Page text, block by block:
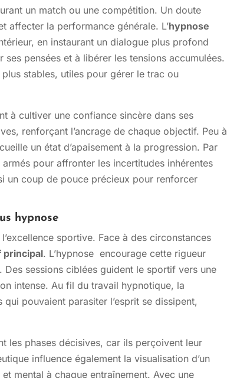
un match ou une compétition. Un doute
affecter la performance générale. L’hypnose
en instaurant un dialogue plus profond
pensées et à libérer les tensions accumulées.
plus stables, utiles pour gérer le trac ou
à cultiver une confiance sincère dans ses
renforçant l’ancrage de chaque objectif. Peu à
un état d’apaisement à la progression. Par
pour affronter les incertitudes inhérentes
un coup de pouce précieux pour renforcer
hypnose
sportive. Face à des circonstances
principal. L’hypnose encourage cette rigueur
sessions ciblées guident le sportif vers une
intense. Au fil du travail hypnotique, la
pouvaient parasiter l’esprit se dissipent,
les phases décisives, car ils perçoivent leur
influence également la visualisation d’un
mental à chaque entraînement. Avec une